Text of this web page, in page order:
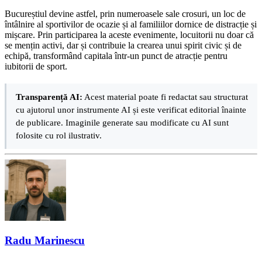
Bucureștiul devine astfel, prin numeroasele sale crosuri, un loc de
întâlnire al sportivilor de ocazie și al familiilor dornice de distracție și
mișcare. Prin participarea la aceste evenimente, locuitorii nu doar că
se mențin activi, dar și contribuie la crearea unui spirit civic și de
echipă, transformând capitala într-un punct de atracție pentru
iubitorii de sport.
Transparență AI: Acest material poate fi redactat sau structurat
cu ajutorul unor instrumente AI și este verificat editorial înainte
de publicare. Imaginile generate sau modificate cu AI sunt
folosite cu rol ilustrativ.
Radu Marinescu